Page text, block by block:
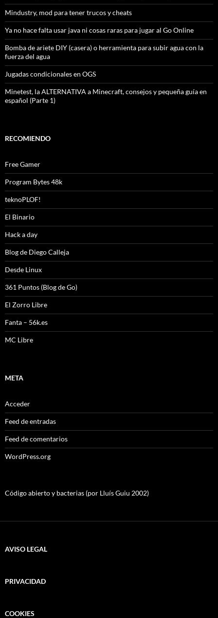
Mindustry, mod para tener trucos y cheats
Ya no hace falta usar java ni cosas raras para jugar al Go Online
Bomba de ariete DIY (casera) o herramienta para subir agua con la
fuerza del agua
Jugadas condicionales en OGS
Minetest, la ALTERNATIVA a Minecraft, consejos y pequeña guía en
español (Parte 1)
RECOMIENDO
Free Gamer
Program Bytes 48k
teknoPLOF!
El Binario
Hack a day
Blog de Diego Calleja
Desde Linux
361 Puntos (Blog de Go)
El Zorro Libre
Fanta – 56k.es
MC Libre
META
Acceder
Feed de entradas
Feed de comentarios
WordPress.org
Código abierto y bacterias (por Lluís Guiu 2002)
AVISO LEGAL
PRIVACIDAD
COOKIES